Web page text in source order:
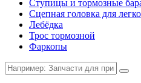
Ступицы и тормозные
Сцепная головка для
Лебёдка
Трос тормозной
Фаркопы